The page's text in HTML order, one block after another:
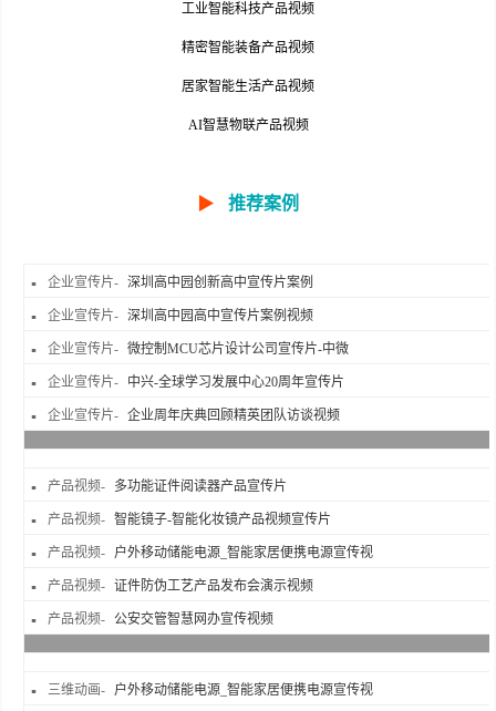
工业智能科技产品视频
精密智能装备产品视频
居家智能生活产品视频
AI智慧物联产品视频
▶ 推荐案例
企业宣传片- 深圳高中园创新高中宣传片案例
企业宣传片- 深圳高中园高中宣传片案例视频
企业宣传片- 微控制MCU芯片设计公司宣传片-中微
企业宣传片- 中兴-全球学习发展中心20周年宣传片
企业宣传片- 企业周年庆典回顾精英团队访谈视频
产品视频- 多功能证件阅读器产品宣传片
产品视频- 智能镜子-智能化妆镜产品视频宣传片
产品视频- 户外移动储能电源_智能家居便携电源宣传视
产品视频- 证件防伪工艺产品发布会演示视频
产品视频- 公安交管智慧网办宣传视频
三维动画- 户外移动储能电源_智能家居便携电源宣传视